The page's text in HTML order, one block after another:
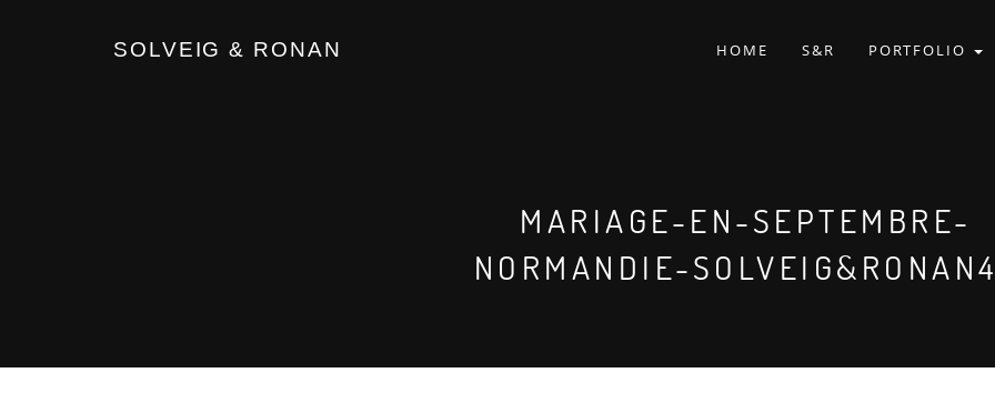
SOLVEIG & RONAN HOME S&R PORTFOLIO
MARIAGE-EN-SEPTEMBRE-
NORMANDIE-